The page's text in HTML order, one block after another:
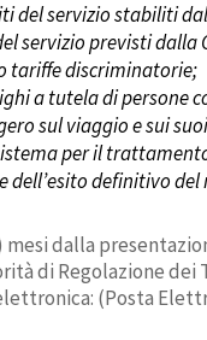
del servizio stabiliti
servizio previsti dalla
tariffe discriminatorie;
a tutela di persone
sul viaggio e sui
per il
dell’esito definitivo del
dalla
di Regolazione dei
(Posta